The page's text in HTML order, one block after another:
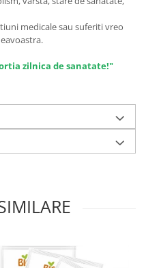
medicale sau suferiti vreo
zilnica de sanatate!"